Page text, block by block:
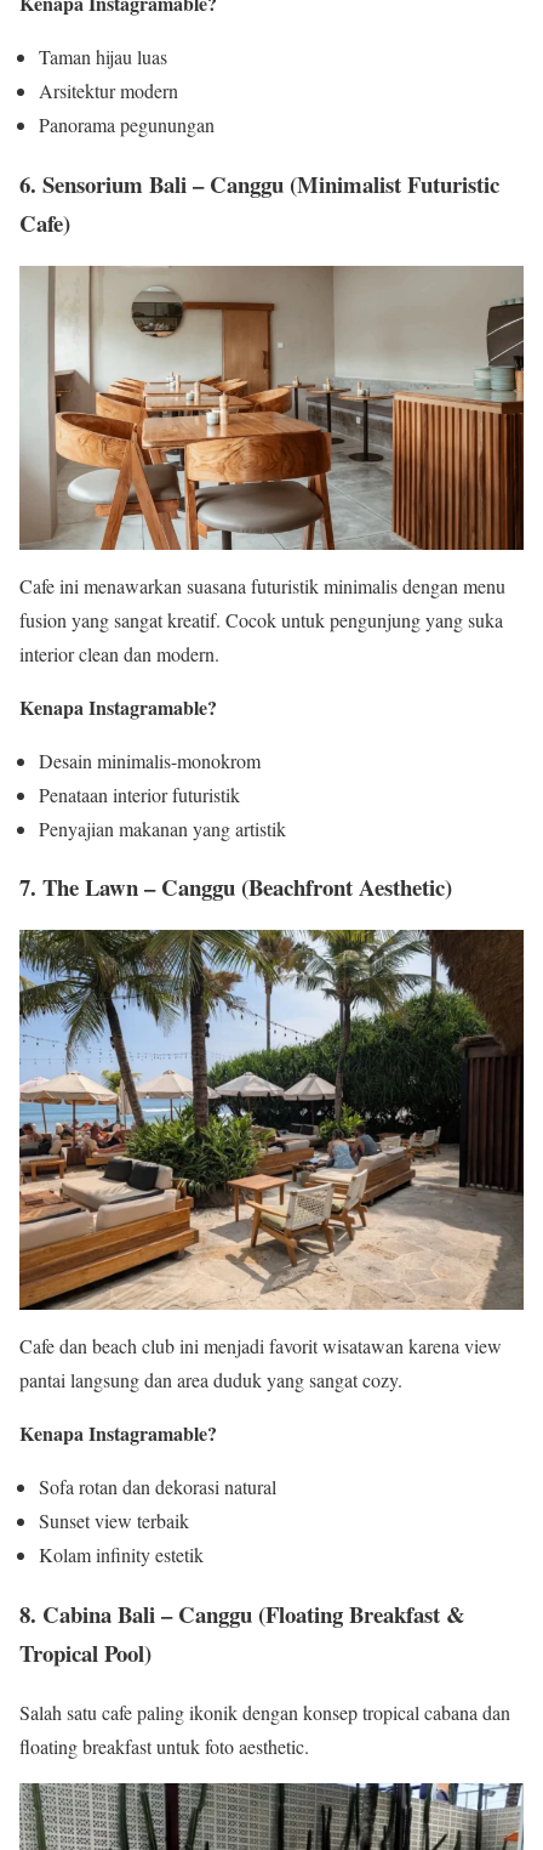
Taman hijau luas
Arsitektur modern
Panorama pegunungan
6. Sensorium Bali – Canggu (Minimalist Futuristic
Cafe)
Cafe ini menawarkan suasana futuristik minimalis dengan menu
fusion yang sangat kreatif. Cocok untuk pengunjung yang suka
interior clean dan modern.
Kenapa Instagramable?
Desain minimalis-monokrom
Penataan interior futuristik
Penyajian makanan yang artistik
7. The Lawn – Canggu (Beachfront Aesthetic)
Cafe dan beach club ini menjadi favorit wisatawan karena view
pantai langsung dan area duduk yang sangat cozy.
Kenapa Instagramable?
Sofa rotan dan dekorasi natural
Sunset view terbaik
Kolam infinity estetik
8. Cabina Bali – Canggu (Floating Breakfast &
Tropical Pool)
Salah satu cafe paling ikonik dengan konsep tropical cabana dan
floating breakfast untuk foto aesthetic.